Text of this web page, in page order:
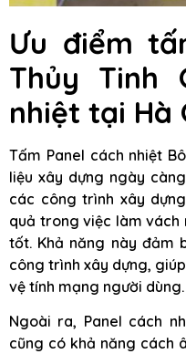
Ưu điểm
Thủy Tinh
nhiệt tại Hà
Tấm Panel cách nhiệt
liệu xây dựng ngày
các công trình xây
quả trong việc làm vách
tốt. Khả năng này đảm
công trình xây dựng,
vệ tính mạng người dùng.
Ngoài ra, Panel cách
cũng có khả năng cách